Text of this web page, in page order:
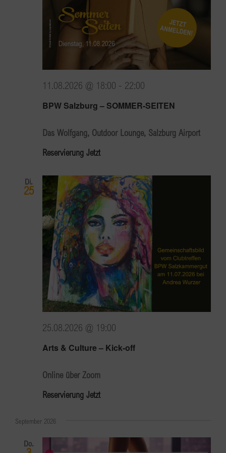
BPW Salzburg – SOMMER-SEITEN
11.08.2026 @ 18:00 - 22:00
Das Wolfgang, Outdoor Lounge, Salzburg Airport
Reservierung Jetzt
Di.
25
Arts & Culture – Kick-off
25.08.2026 @ 19:00
Online über Zoom
Reservierung Jetzt
September 2026
Do.